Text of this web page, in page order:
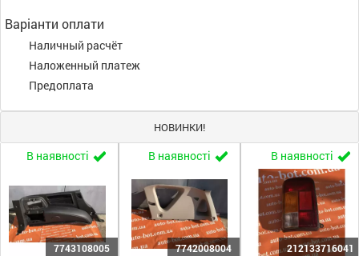
Варіанти оплати
Наличный расчёт
Наложенный платеж
Предоплата
НОВИНКИ!
В наявності
7743108005
В наявності
7742008004
В наявності
212133716041